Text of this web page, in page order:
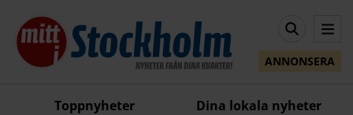
ANNONSERA
Toppnyheter Dina lokala nyheter